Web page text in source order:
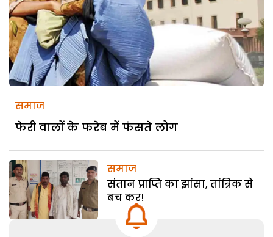
समाज
फेरी वालों के फरेब में फंसते लोग
समाज
संतान प्राप्ति का झांसा, तांत्रिक से
बच कर!